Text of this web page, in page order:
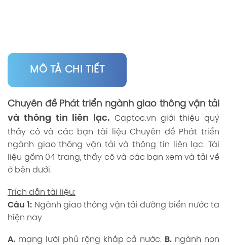
MÔ TẢ CHI TIẾT
Chuyên đề Phát triển ngành giao thông vận tải
và thông tin liên lạc. Captoc.vn giới thiệu quý
thầy cô và các bạn tài liệu Chuyên đề Phát triển
ngành giao thông vận tải và thông tin liên lạc. Tài
liệu gồm 04 trang, thầy cô và các bạn xem và tải về
ở bên dưới.
Trích dẫn tài liệu:
Câu 1: Ngành giao thông vận tải đường biển nước ta
hiện nay
A. mạng lưới phủ rộng khắp cả nước. B. ngành non